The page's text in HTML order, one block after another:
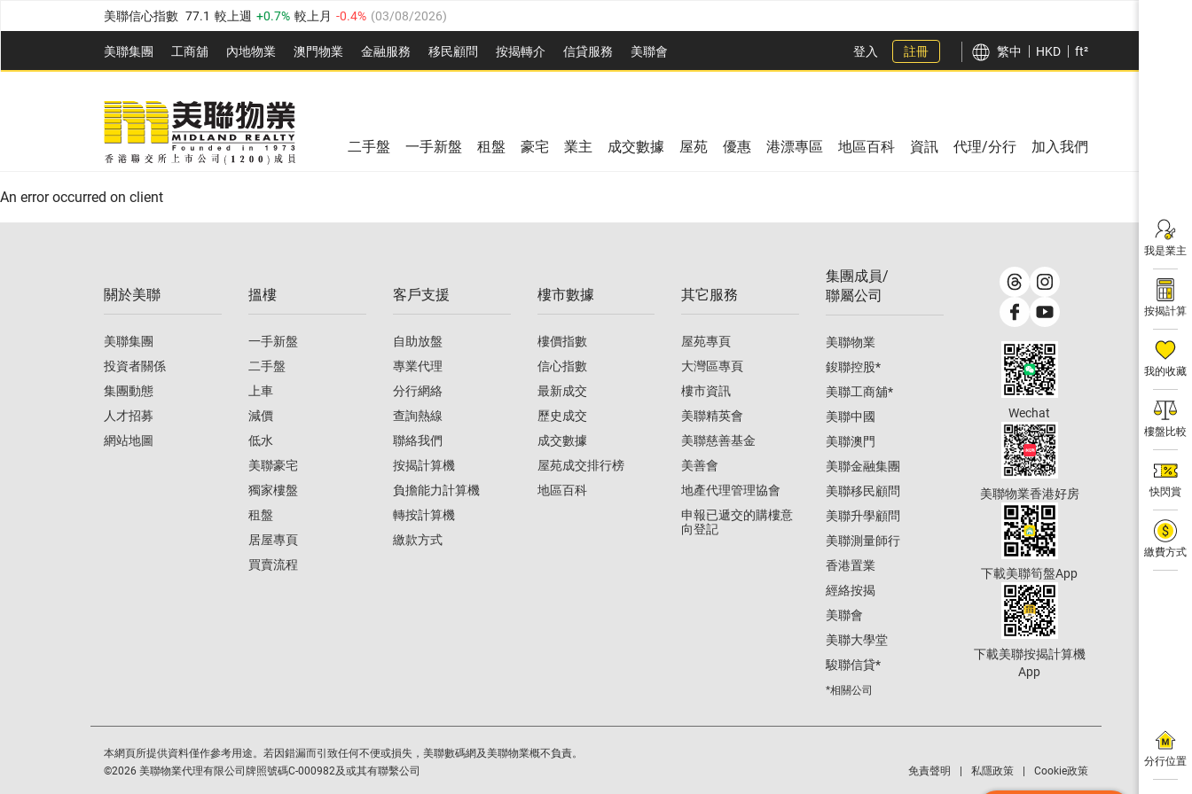
美聯信心指數 77.1 較上週 0.7% 較上月 -0.4% (03/08/2026)
全港樓價指數 149.1 較上週 0% 較上月 0.4% (03/08/2026)
港島樓價指數 157.4 較上週 -0.3% 較上月 -0.8% (03/08/2026)
九龍樓價指數 156.4 較上週 -0.1%
新界樓價指數 134.8 較上週 0.1% 0.9% 03/08/2026
美聯信心指數 77.1 較上週 0.7% 較上月
美聯集團 工商舖 內地物業 澳門物業 金融服務 移民顧問 按揭轉介 信貸服務 美聯會
全港樓價指數 149.1 較上週 0% 較上月
美聯信心指數 較上週 0.7% 03/08/2026)
登入 註冊 繁中 HKD ft²
我是業主
按揭計算
我的收藏
樓盤比較
快閃賞
繳費方式
分行位置
二手盤 一手新盤 租盤 豪宅 業主 成交數據 屋苑 優惠 港漂專區 地區百科 資訊 代理/分行 加入我們
An error occurred on client
關於美聯
美聯集團
投資者關係
集團動態
人才招募
網站地圖
搵樓
一手新盤
二手盤
上車
減價
低水
美聯豪宅
獨家樓盤
租盤
居屋專頁
買賣流程
客戶支援
自助放盤
專業代理
分行網絡
查詢熱線
聯絡我們
按揭計算機
負擔能力計算機
轉按計算機
繳款方式
樓市數據
樓價指數
信心指數
最新成交
歷史成交
成交數據
屋苑成交排行榜
地區百科
其它服務
屋苑專頁
大灣區專頁
樓市資訊
美聯精英會
美聯慈善基金
美善會
地產代理管理協會
申報已遞交的購樓意
向登記
集團成員/
聯屬公司
美聯物業
鋑聯控股*
美聯工商舖*
美聯中國
美聯澳門
美聯金融集團
美聯移民顧問
美聯升學顧問
美聯測量師行
香港置業
經絡按揭
美聯會
美聯大學堂
駿聯信貸*
*相關公司
Wechat
美聯物業香港好房
下載美聯筍盤App
下載美聯按揭計算機
App
本網頁所提供資料僅作參考用途。若因錯漏而引致任何不便或損失，美聯數碼網及美聯物業概不負責。
©2026 美聯物業代理有限公司牌照號碼C-000982及或其有聯繫公司 免責聲明 私隱政策 Cookie政策